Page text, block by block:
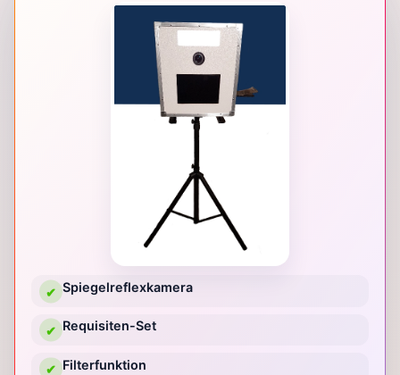
✔ Spiegelreflexkamera
✔ Requisiten-Set
✔ Filterfunktion